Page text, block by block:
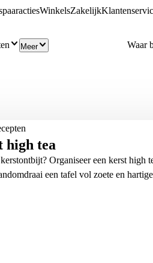
WinkelsZakelijk
Meer
high tea
Organiseer een kerst high
een tafel vol zoete en